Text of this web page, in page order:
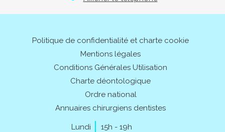
Politique de confidentialité et charte cookie
Mentions légales
Conditions Générales Utilisation
Charte déontologique
Ordre national
Annuaires chirurgiens dentistes
Lundi
15h - 19h